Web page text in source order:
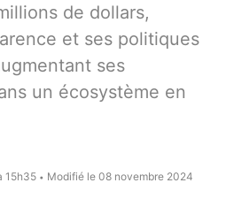
de dollars,
et ses politiques
ses
un écosystème en
15h35 • Modifié le 08 novembre 2024